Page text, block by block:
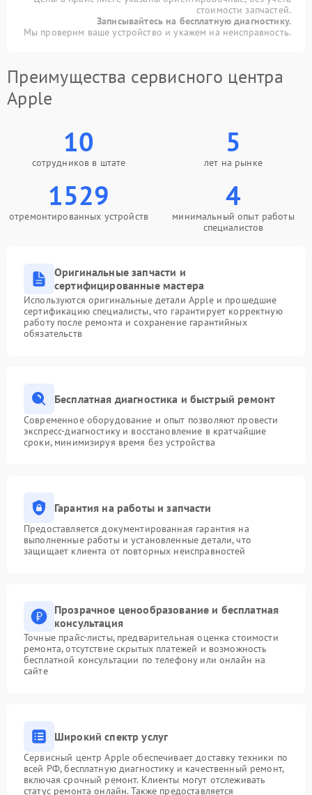
стоимости запчастей.
Записывайтесь на бесплатную диагностику.
Мы проверим ваше устройство и укажем на неисправность.
Преимущества сервисного центра
Apple
10
сотрудников в штате
5
лет на рынке
1529
отремонтированных устройств
4
минимальный опыт работы
специалистов
Оригинальные запчасти и
сертифицированные мастера
Используются оригинальные детали Apple и прошедшие
сертификацию специалисты, что гарантирует корректную
работу после ремонта и сохранение гарантийных
обязательств
Бесплатная диагностика и быстрый ремонт
Современное оборудование и опыт позволяют провести
экспресс-диагностику и восстановление в кратчайшие
сроки, минимизируя время без устройства
Гарантия на работы и запчасти
Предоставляется документированная гарантия на
выполненные работы и установленные детали, что
защищает клиента от повторных неисправностей
Прозрачное ценообразование и бесплатная
консультация
Точные прайс-листы, предварительная оценка стоимости
ремонта, отсутствие скрытых платежей и возможность
бесплатной консультации по телефону или онлайн на
сайте
Широкий спектр услуг
Сервисный центр Apple обеспечивает доставку техники по
всей РФ, бесплатную диагностику и качественный ремонт,
включая срочный ремонт. Клиенты могут отслеживать
статус ремонта онлайн. Также предоставляется